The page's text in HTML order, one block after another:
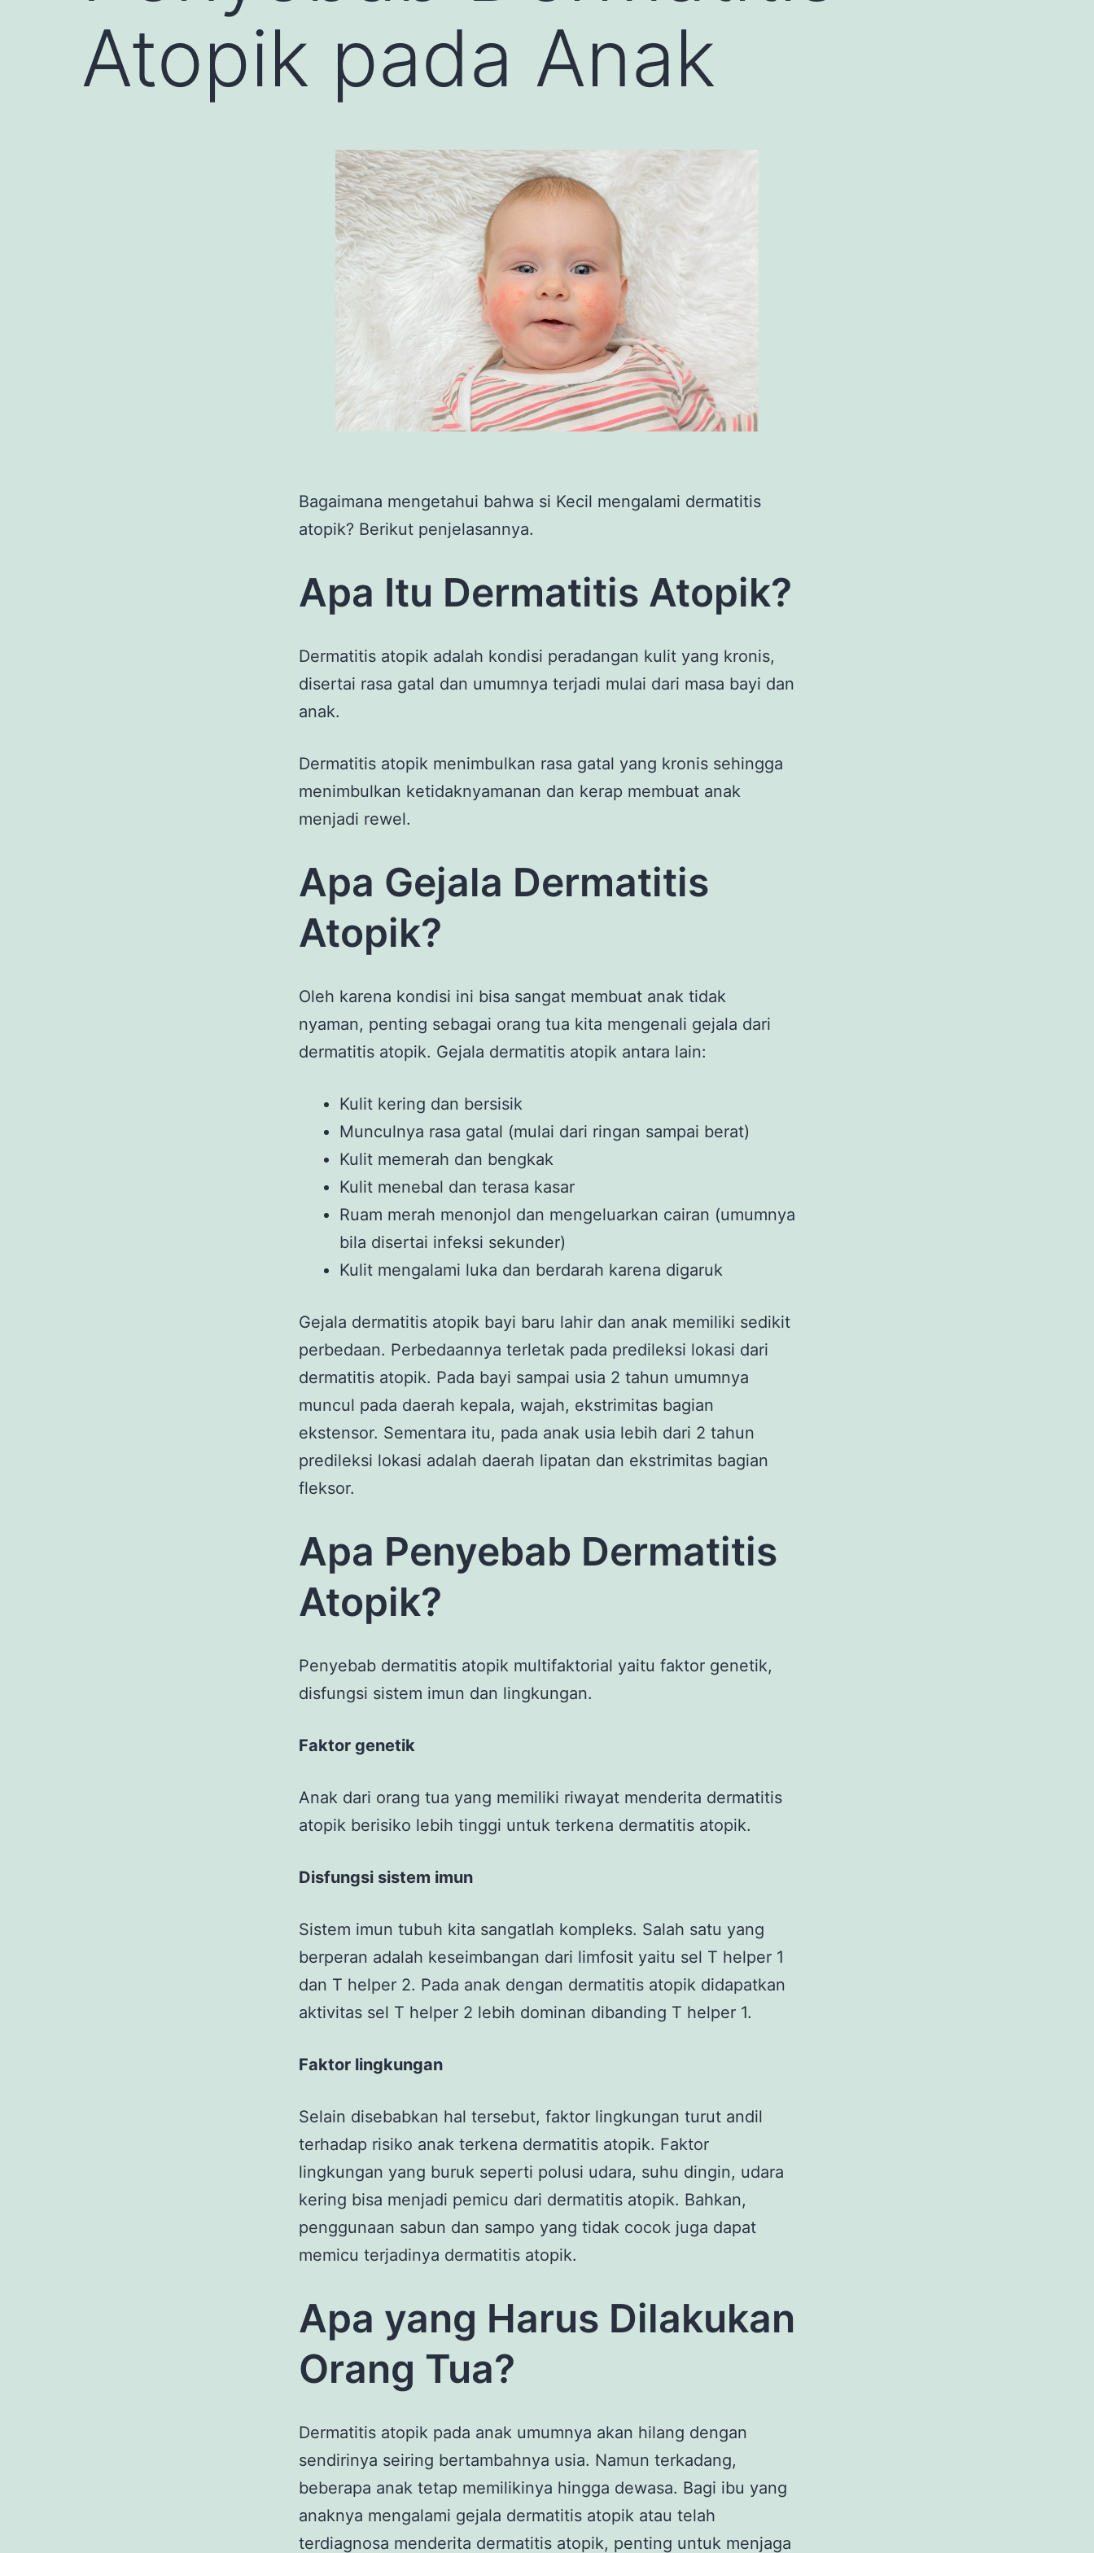
Atopik pada Anak
Bagaimana mengetahui bahwa si Kecil mengalami dermatitis
atopik? Berikut penjelasannya.
Apa Itu Dermatitis Atopik?
Dermatitis atopik adalah kondisi peradangan kulit yang kronis,
disertai rasa gatal dan umumnya terjadi mulai dari masa bayi dan
anak.
Dermatitis atopik menimbulkan rasa gatal yang kronis sehingga
menimbulkan ketidaknyamanan dan kerap membuat anak
menjadi rewel.
Apa Gejala Dermatitis
Atopik?
Oleh karena kondisi ini bisa sangat membuat anak tidak
nyaman, penting sebagai orang tua kita mengenali gejala dari
dermatitis atopik. Gejala dermatitis atopik antara lain:
Kulit kering dan bersisik
Munculnya rasa gatal (mulai dari ringan sampai berat)
Kulit memerah dan bengkak
Kulit menebal dan terasa kasar
Ruam merah menonjol dan mengeluarkan cairan (umumnya
bila disertai infeksi sekunder)
Kulit mengalami luka dan berdarah karena digaruk
Gejala dermatitis atopik bayi baru lahir dan anak memiliki sedikit
perbedaan. Perbedaannya terletak pada predileksi lokasi dari
dermatitis atopik. Pada bayi sampai usia 2 tahun umumnya
muncul pada daerah kepala, wajah, ekstrimitas bagian
ekstensor. Sementara itu, pada anak usia lebih dari 2 tahun
predileksi lokasi adalah daerah lipatan dan ekstrimitas bagian
fleksor.
Apa Penyebab Dermatitis
Atopik?
Penyebab dermatitis atopik multifaktorial yaitu faktor genetik,
disfungsi sistem imun dan lingkungan.
Faktor genetik
Anak dari orang tua yang memiliki riwayat menderita dermatitis
atopik berisiko lebih tinggi untuk terkena dermatitis atopik.
Disfungsi sistem imun
Sistem imun tubuh kita sangatlah kompleks. Salah satu yang
berperan adalah keseimbangan dari limfosit yaitu sel T helper 1
dan T helper 2. Pada anak dengan dermatitis atopik didapatkan
aktivitas sel T helper 2 lebih dominan dibanding T helper 1.
Faktor lingkungan
Selain disebabkan hal tersebut, faktor lingkungan turut andil
terhadap risiko anak terkena dermatitis atopik. Faktor
lingkungan yang buruk seperti polusi udara, suhu dingin, udara
kering bisa menjadi pemicu dari dermatitis atopik. Bahkan,
penggunaan sabun dan sampo yang tidak cocok juga dapat
memicu terjadinya dermatitis atopik.
Apa yang Harus Dilakukan
Orang Tua?
Dermatitis atopik pada anak umumnya akan hilang dengan
sendirinya seiring bertambahnya usia. Namun terkadang,
beberapa anak tetap memilikinya hingga dewasa. Bagi ibu yang
anaknya mengalami gejala dermatitis atopik atau telah
terdiagnosa menderita dermatitis atopik, penting untuk menjaga